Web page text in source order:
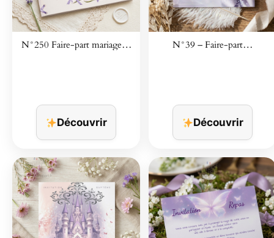
N°250 Faire-part mariage…
Découvrir
N°39 – Faire-part…
Découvrir